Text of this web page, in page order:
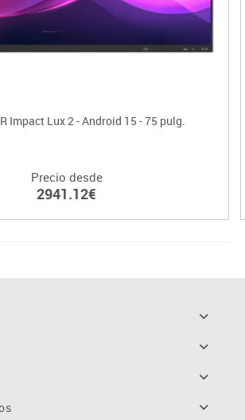
Impact Lux 2 - Android 15 - 75 pulg.
Precio desde
2941.12€